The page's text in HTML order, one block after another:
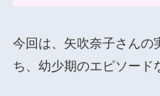
今回は、矢吹奈子さんの
ち、幼少期のエピソード